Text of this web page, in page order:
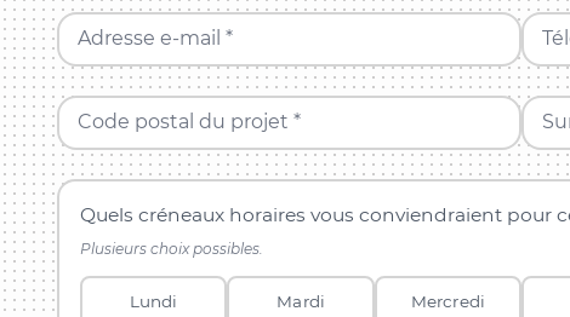
Adresse e-mail *
Code postal du projet *
Quels créneaux horaires vous conviendraient pour
Plusieurs choix possibles.
Lundi Mardi Mercredi